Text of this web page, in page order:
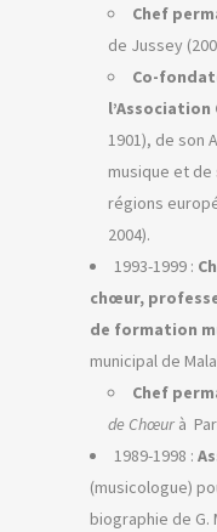
Chef
de Jussey
Co-
l’Association
1901), de son
musique et
régions
2004).
1993-1999 :
chœur,
de formation
municipal de
Chef
de Chœur à
1989-1998 :
(musicologue)
biographie de G.